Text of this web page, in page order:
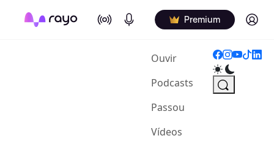
On Air Podcasts Premium Log in
Ouvir(current)
Podcasts
Passou
Vídeos